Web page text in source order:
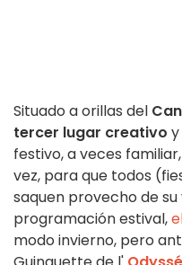
Situado a orillas del
tercer lugar creativo
festivo, a veces
vez, para que todos
saquen provecho de
programación estival,
modo invierno, pero